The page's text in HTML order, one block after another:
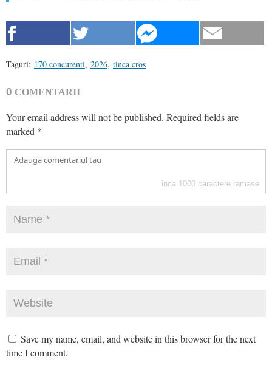
Taguri: 170 concurenti, 2026, tinca cros
0 COMENTARII
Your email address will not be published. Required fields are
marked *
inca 1000 caractere ramase
Save my name, email, and website in this browser for the next
time I comment.